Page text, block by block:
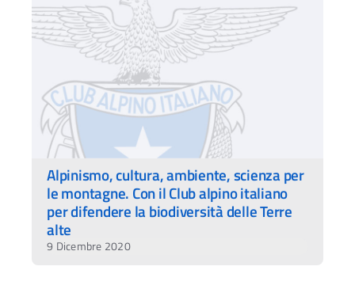
Alpinismo, cultura, ambiente, scienza per
le montagne. Con il Club alpino italiano
per difendere la biodiversità delle Terre
alte
9 Dicembre 2020